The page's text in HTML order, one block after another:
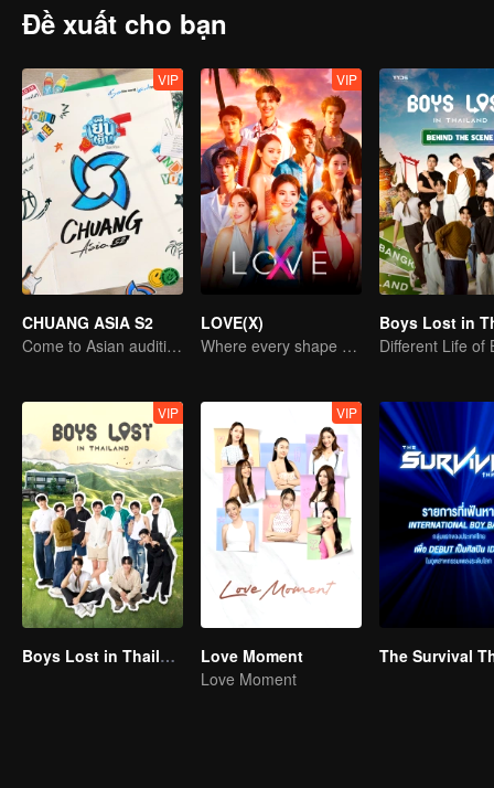
Đề xuất cho bạn
VIP
CHUANG ASIA S2
Come to Asian auditions and pick your idol
VIP
LOVE(X)
Where every shape of love meets, every color of heart beats
Different Life of
VIP
Boys Lost in Thailand
VIP
Love Moment
Love Moment